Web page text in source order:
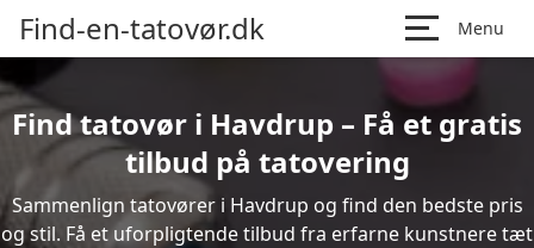
Find-en-tatovør.dk Menu
Find tatovør i Havdrup – Få et gratis
tilbud på tatovering
Sammenlign tatovører i Havdrup og find den bedste pris
og stil. Få et uforpligtende tilbud fra erfarne kunstnere tæt